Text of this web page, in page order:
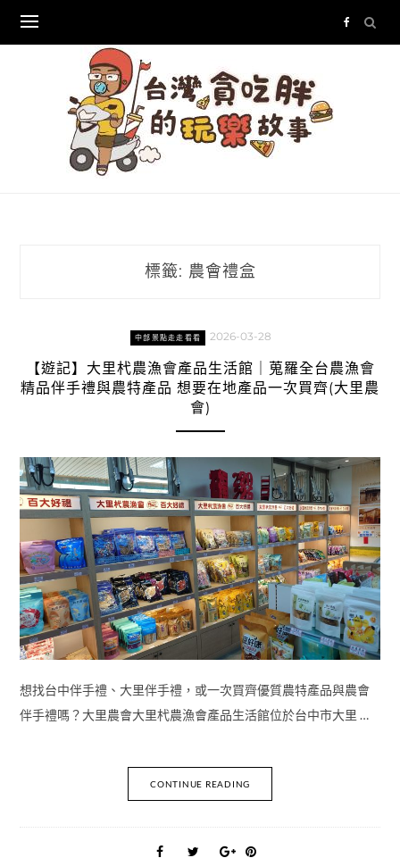
content
標籤: 農會禮盒
中部景點走走看看 2026-03-28
【遊記】大里杙農漁會產品生活館｜蒐羅全台農漁會
精品伴手禮與農特產品 想要在地產品一次買齊(大里農
會)
想找台中伴手禮、大里伴手禮，或一次買齊優質農特產品與農會
伴手禮嗎？大里農會大里杙農漁會產品生活館位於台中市大里 …
CONTINUE READING